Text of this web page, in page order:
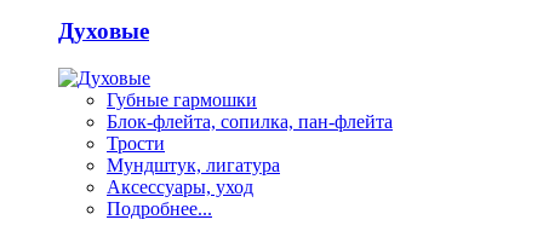
Духовые
Губные гармошки
Блок-флейта, сопилка, пан-флейта
Трости
Мундштук, лигатура
Аксессуары, уход
Подробнее...